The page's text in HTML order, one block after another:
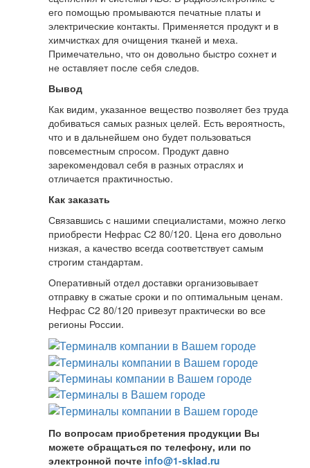
его помощью промываются печатные платы и
электрические контакты. Применяется продукт и в
химчистках для очищения тканей и меха.
Примечательно, что он довольно быстро сохнет и
не оставляет после себя следов.
Вывод
Как видим, указанное вещество позволяет без труда
добиваться самых разных целей. Есть вероятность,
что и в дальнейшем оно будет пользоваться
повсеместным спросом. Продукт давно
зарекомендовал себя в разных отраслях и
отличается практичностью.
Как заказать
Связавшись с нашими специалистами, можно легко
приобрести Нефрас С2 80/120. Цена его довольно
низкая, а качество всегда соответствует самым
строгим стандартам.
Оперативный отдел доставки организовывает
отправку в сжатые сроки и по оптимальным ценам.
Нефрас С2 80/120 привезут практически во все
регионы России.
По вопросам приобретения продукции Вы
можете обращаться по телефону, или по
электронной почте info@1-sklad.ru